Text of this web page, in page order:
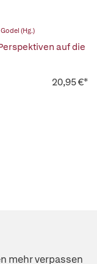
(Hg.)
auf die
20,95 €*
mehr verpassen